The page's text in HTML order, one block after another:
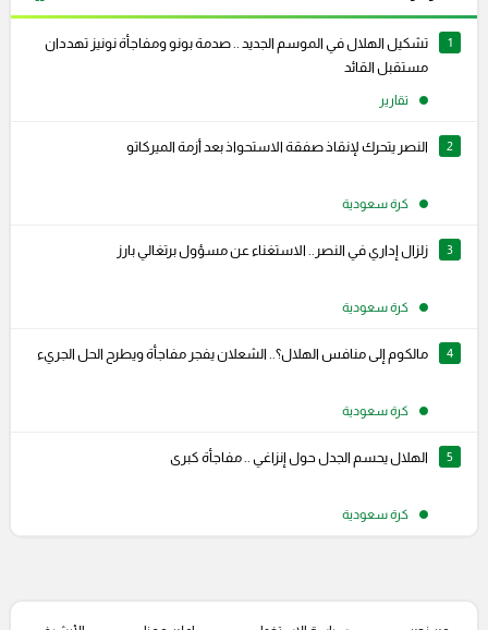
1
تشكيل الهلال في الموسم الجديد .. صدمة بونو ومفاجأة نونيز تهددان
مستقبل القائد
تقارير
2 النصر يتحرك لإنقاذ صفقة الاستحواذ بعد أزمة الميركاتو
كرة سعودية
3 زلزال إداري في النصر.. الاستغناء عن مسؤول برتغالي بارز
كرة سعودية
4 مالكوم إلى منافس الهلال؟.. الشعلان يفجر مفاجأة ويطرح الحل الجريء
كرة سعودية
5 الهلال يحسم الجدل حول إنزاغي .. مفاجأة كبرى
كرة سعودية